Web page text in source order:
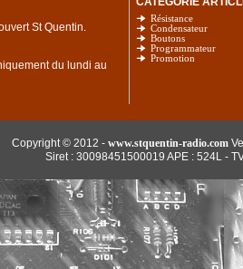
St Quentin.
du lundi au
Résistance
Condensateur
Boutons
Programmateur
Promotion
Copyright © 2012 - www.stquentin-radio.com
Siret : 30098451500019 APE : 524L -